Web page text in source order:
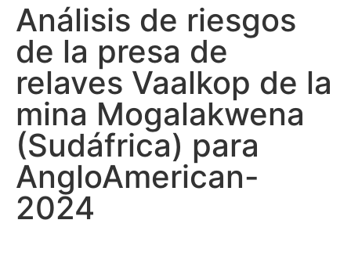
Análisis de riesgos
de la presa de
relaves Vaalkop de la
mina Mogalakwena
(Sudáfrica) para
AngloAmerican-
2024